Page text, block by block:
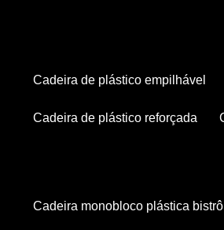
cadeira de plástico empilhável
cadeira de plástico reforçada
cadeira monobloco plástica bistrô